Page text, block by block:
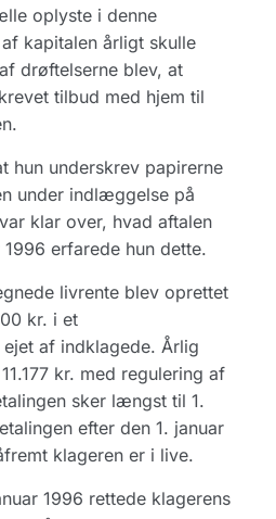
oplyste i denne
kapitalen årligt skulle
drøftelserne blev, at
tilbud med hjem til
hun underskrev papirerne
under indlæggelse på
klar over, hvad aftalen
erfarede hun dette.
livrente blev oprettet
kr. i et
af indklagede. Årlig
kr. med regulering af
sker længst til 1.
efter den 1. januar
klageren er i live.
1996 rettede klagerens